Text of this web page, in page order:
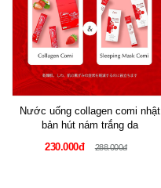
Nước uống collagen comi nhật
bản hút nám trắng da
230.000đ
288.000đ